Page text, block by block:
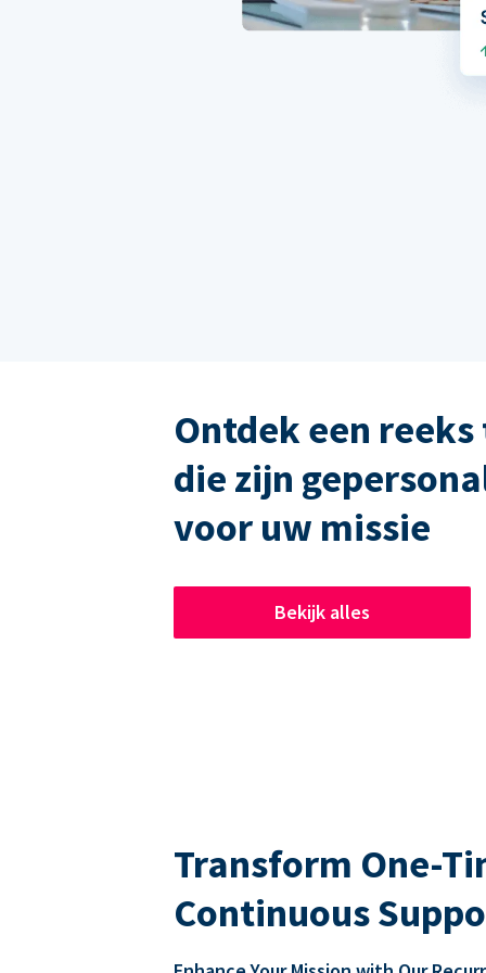
Ontdek een
die zijn
voor uw missie
Bekijk alles
Transform One-
Continuous